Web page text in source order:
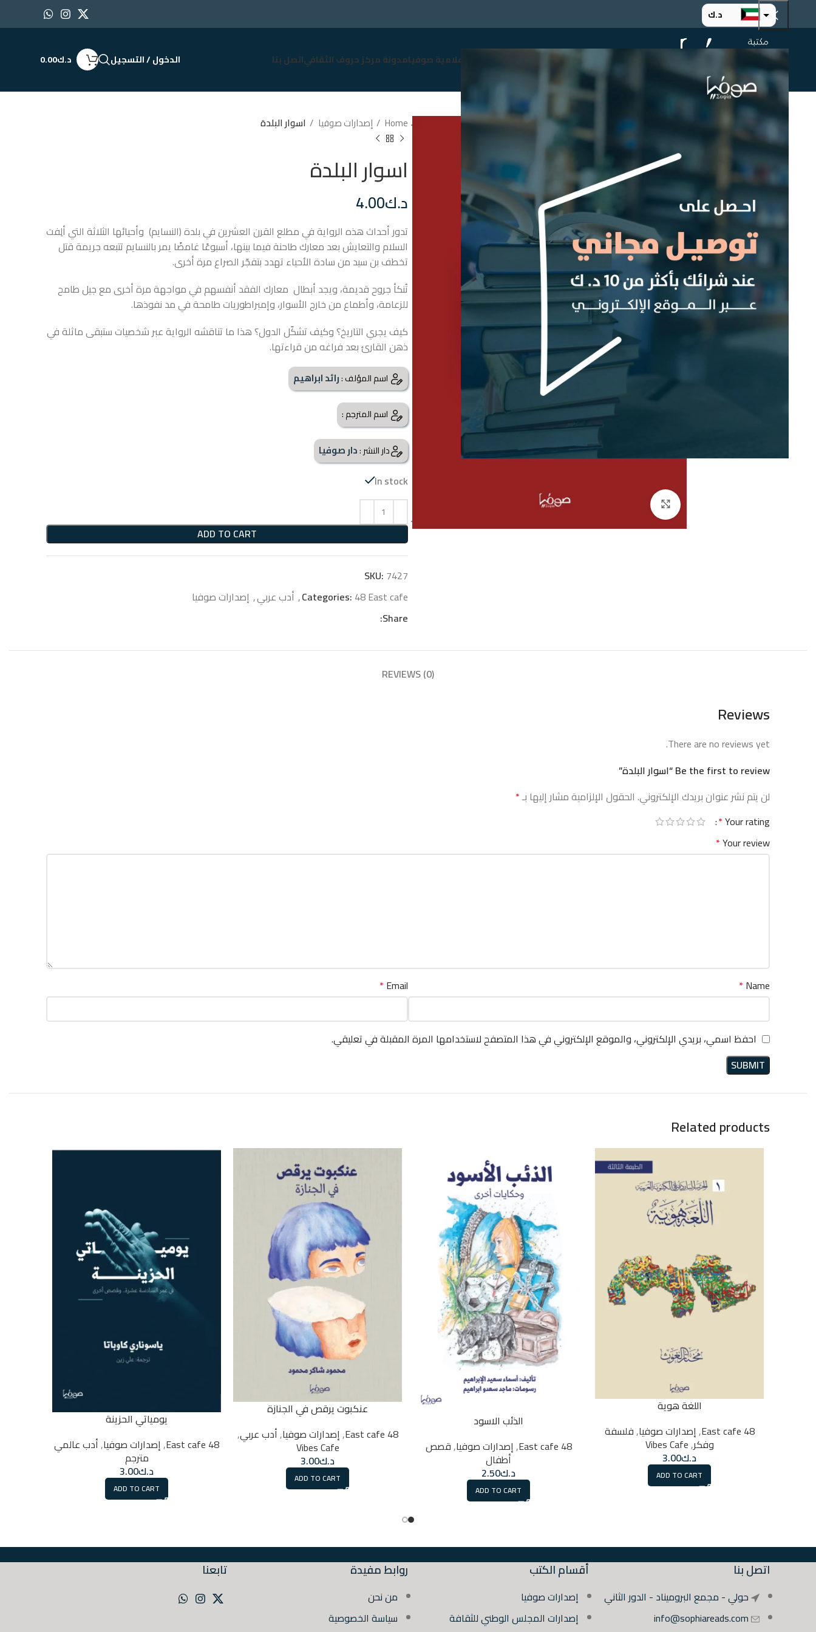
د.ك
د.إ
ر.ق
الرئيسية إعلامية صوفيامدونة مركز حروف الثقافياتصل بنا الدخول / التسجيل د.ك0.00
Home إصدارات صوفيا اسوار البلدة
اسوار البلدة
د.ك4.00
تدور أحداث هذه الرواية في مطلع القرن العشرين في بلدة (النسايم) وأحيائها الثلاثة التي ألِفت
السلام والتعايش بعد معارك طاحنة فيما بينها، أسبوعًا غامضًا يمر بالنسايم تتبعه جريمة قتل
تخطف بن سيد من سادة الأحياء تهدد بتفجّر الصراع مرة أخرى.
تُنكأ جروح قديمة، ويجد أبطال معارك الفقد أنفسهم في مواجهة مرة أخرى مع جيل طامح
للزعامة، وأطماع من خارج الأسوار، وإمبراطوريات طامحة في مد نفوذها.
كيف يجري التاريخ؟ وكيف تشكّل الدول؟ هذا ما تناقشه الرواية عبر شخصيات ستبقى ماثلة في
ذهن القارئ بعد فراغه من قراءتها.
اسم المؤلف :رائد ابراهيم
اسم المترجم :
دار النشر :دار صوفيا
In stock
ADD TO CART
SKU: 7427
Categories: 48 East cafe
, أدب عربي, إصدارات صوفيا
Share:
REVIEWS (0)
Reviews
There are no reviews yet.
Be the first to review “اسوار البلدة”
لن يتم نشر عنوان بريدك الإلكتروني. الحقول الإلزامية مشار إليها بـ*
Your rating
*
Your review
*
Name
*
Email
*
احفظ اسمي، بريدي الإلكتروني، والموقع الإلكتروني في هذا المتصفح لاستخدامها المرة المقبلة في تعليقي.
Related products
اللغة هوية
48 East cafe
,إصدارات صوفيا,فلسفة
وفكر,
Vibes Cafe
د.ك3.00
ADD TO CART
الذئب الاسود
48 East cafe
,إصدارات صوفيا,قصص
أطفال
د.ك2.50
ADD TO CART
عنكبوت يرقص في الجنازة
48 East cafe
,إصدارات صوفيا,أدب عربي,
Vibes Cafe
د.ك3.00
ADD TO CART
يومياتي الحزينة
48 East cafe
,إصدارات صوفيا,أدب عالمي
مترجم
د.ك3.00
ADD TO CART
اتصل بنا
حولي - مجمع البروميناد - الدور الثاني
info@sophiareads.com
أقسام الكتب
إصدارات صوفيا
إصدارات المجلس الوطني للثقافة
روابط مفيدة
من نحن
سياسة الخصوصية
تابعنا